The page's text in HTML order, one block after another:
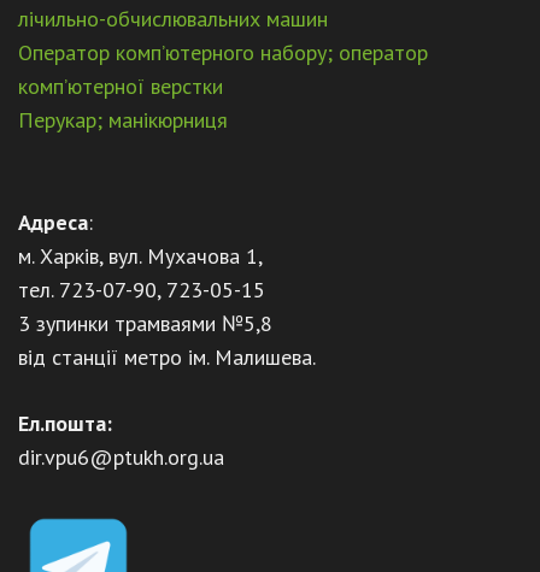
лічильно-обчислювальних машин
Оператор комп’ютерного набору; оператор
комп’ютерної верстки
Перукар; манікюрниця
Адреса:
м. Харків, вул. Мухачова 1,
тел. 723-07-90, 723-05-15
3 зупинки трамваями №5,8
від станції метро ім. Малишева.
Ел.пошта:
dir.vpu6@ptukh.org.ua